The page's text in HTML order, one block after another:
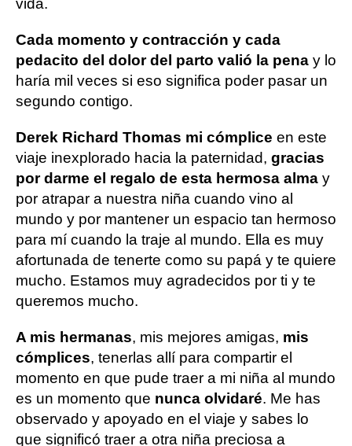
vida.
Cada momento y contracción y cada
pedacito del dolor del parto valió la pena y lo
haría mil veces si eso significa poder pasar un
segundo contigo.
Derek Richard Thomas mi cómplice en este
viaje inexplorado hacia la paternidad, gracias
por darme el regalo de esta hermosa alma y
por atrapar a nuestra niña cuando vino al
mundo y por mantener un espacio tan hermoso
para mí cuando la traje al mundo. Ella es muy
afortunada de tenerte como su papá y te quiere
mucho. Estamos muy agradecidos por ti y te
queremos mucho.
A mis hermanas, mis mejores amigas, mis
cómplices, tenerlas allí para compartir el
momento en que pude traer a mi niña al mundo
es un momento que nunca olvidaré. Me has
observado y apoyado en el viaje y sabes lo
que significó traer a otra niña preciosa a